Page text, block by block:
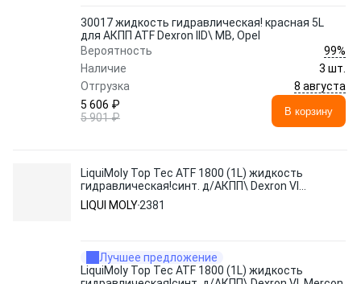
30017 жидкость гидравлическая! красная 5L
для АКПП ATF Dexron IID\ MB, Opel
Вероятность
99%
Наличие
3 шт.
Отгрузка
8 августа
5 606 ₽
5 901 ₽
В корзину
LiquiMoly Top Tec ATF 1800 (1L) жидкость
гидравлическая!синт. д/АКПП\ Dexron VI,
Mercon LV
LIQUI MOLY2381
Лучшее предложение
LiquiMoly Top Tec ATF 1800 (1L) жидкость